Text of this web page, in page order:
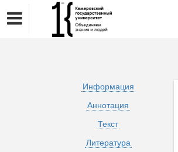
Информация
Аннотация
Текст
Литература